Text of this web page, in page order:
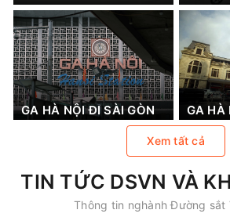
GA HÀ NỘI ĐI SÀI GÒN GA HÀ
Xem tất cả
TIN TỨC DSVN VÀ
Thông tin nghành Đường sắt